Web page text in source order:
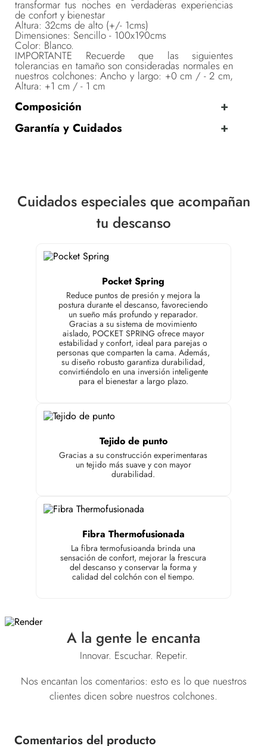
transformar tus noches en verdaderas experiencias
de confort y bienestar
Altura: 32cms de alto (+/- 1cms)
Dimensiones: Sencillo - 100x190cms
Color: Blanco.
IMPORTANTE Recuerde que las siguientes
tolerancias en tamaño son consideradas normales en
nuestros colchones: Ancho y largo: +0 cm / - 2 cm,
Altura: +1 cm / - 1 cm
Composición
Garantía y Cuidados
Cuidados especiales que acompañan
tu descanso
Pocket Spring
Reduce puntos de presión y mejora la
postura durante el descanso, favoreciendo
un sueño más profundo y reparador.
Gracias a su sistema de movimiento
aislado, POCKET SPRING ofrece mayor
estabilidad y confort, ideal para parejas o
personas que comparten la cama. Además,
su diseño robusto garantiza durabilidad,
convirtiéndolo en una inversión inteligente
para el bienestar a largo plazo.
Tejido de punto
Gracias a su construcción experimentaras
un tejido más suave y con mayor
durabilidad.
Fibra Thermofusionada
La fibra termofusioanda brinda una
sensación de confort, mejorar la frescura
del descanso y conservar la forma y
calidad del colchón con el tiempo.
A la gente le encanta
Innovar. Escuchar. Repetir.
Nos encantan los comentarios: esto es lo que nuestros
clientes dicen sobre nuestros colchones.